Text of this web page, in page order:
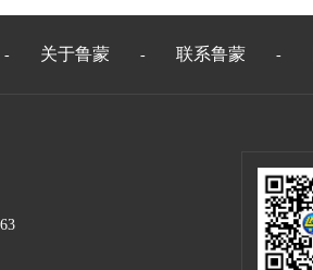
- 关于鲁蒙 - 联系鲁蒙 -